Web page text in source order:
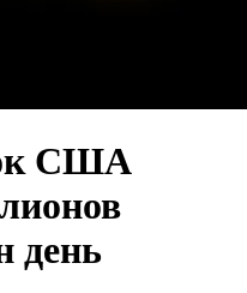
США
день